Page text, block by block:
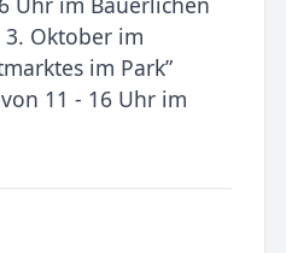
Oktober im
im Park”
11 - 16 Uhr im